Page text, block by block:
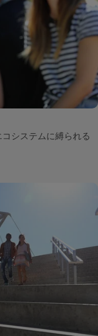
システムに縛られる